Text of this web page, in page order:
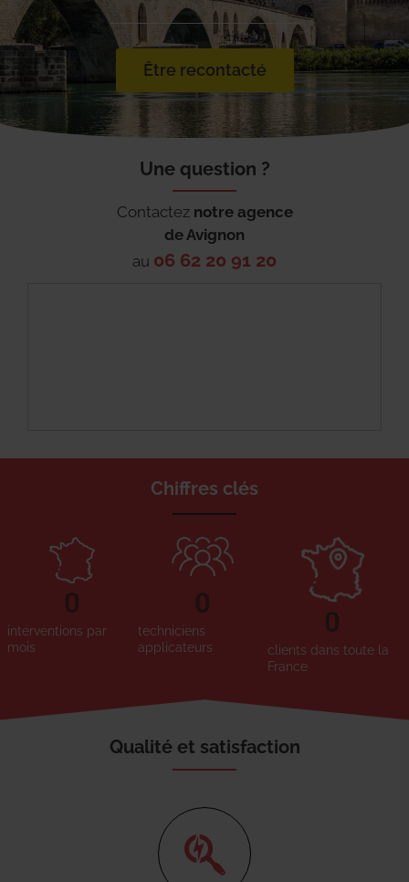
Être recontacté
Une question ?
Contactez notre agence
deAvignon
au 06 62 20 91 20
Chiffres clés
interventions par
mois
0
techniciens
applicateurs
0
clients dans toute la
France
0
Qualité et satisfaction